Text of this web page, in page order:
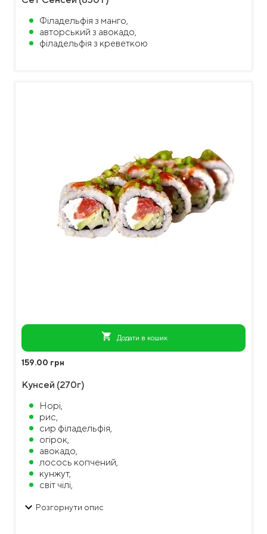
Філадельфія з манго,
авторський з авокадо,
філадельфія з креветкою
shopping_cart Додати в кошик
159.00 грн
Кунсей (270г)
Норі,
рис,
сир філадельфія,
огірок,
авокадо,
лосось копчений,
кунжут,
світ чілі,
keyboard_arrow_down Розгорнути опис